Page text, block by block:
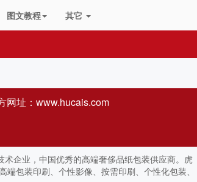
图文教程 其它
网址：www.hucais.com
企业，中国优秀的高端奢侈品纸包装供应商。虎
包装印刷、个性影像、按需印刷、个性化包装、